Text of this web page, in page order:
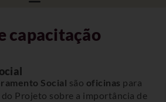
capacitação
Social são oficinas para
Projeto sobre a importância de